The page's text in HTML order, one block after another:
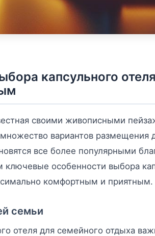
капсульного
своими живописными
вариантов размещения
все более популярными
ключевые особенности выбора
комфортным и приятным.
семьи
отеля для семейного отдыха